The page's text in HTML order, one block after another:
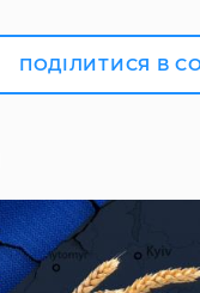
ПОДІЛИТИСЯ В